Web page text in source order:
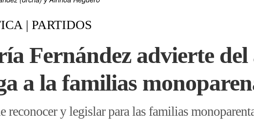
| PARTIDOS
Fernández advierte del
a la familias
reconocer y legislar para las familias